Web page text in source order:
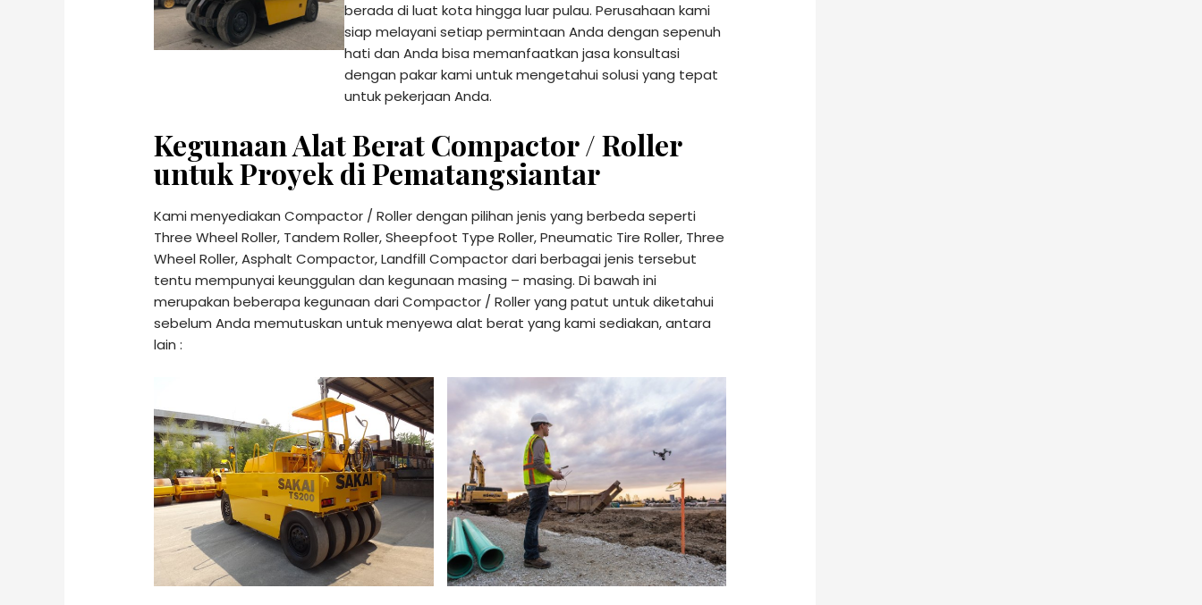
berada di luat kota hingga luar pulau. Perusahaan kami
siap melayani setiap permintaan Anda dengan sepenuh
hati dan Anda bisa memanfaatkan jasa konsultasi
dengan pakar kami untuk mengetahui solusi yang tepat
untuk pekerjaan Anda.
Kegunaan Alat Berat Compactor / Roller
untuk Proyek di Pematangsiantar
Kami menyediakan Compactor / Roller dengan pilihan jenis yang berbeda seperti
Three Wheel Roller, Tandem Roller, Sheepfoot Type Roller, Pneumatic Tire Roller, Three
Wheel Roller, Asphalt Compactor, Landfill Compactor dari berbagai jenis tersebut
tentu mempunyai keunggulan dan kegunaan masing – masing. Di bawah ini
merupakan beberapa kegunaan dari Compactor / Roller yang patut untuk diketahui
sebelum Anda memutuskan untuk menyewa alat berat yang kami sediakan, antara
lain :